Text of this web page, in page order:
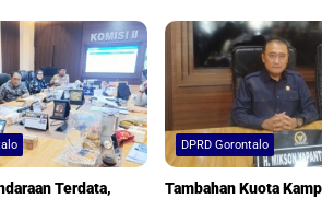
Terdata,
DPRD Gorontalo
Tambahan Kuota